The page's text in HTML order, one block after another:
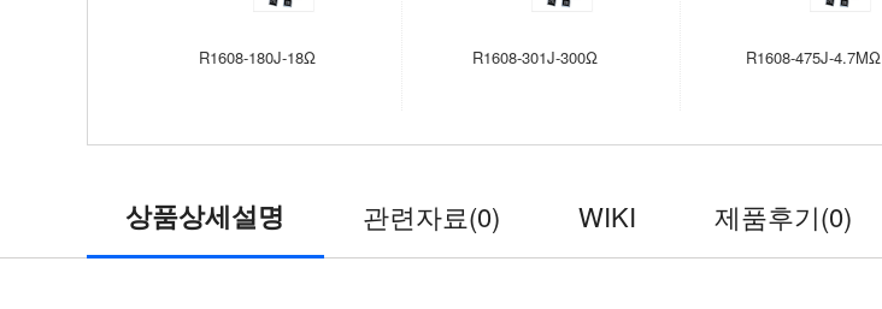
/
R1608-180J-18Ω R1608-301J-300Ω R1608-475J-4.7MΩ
상품상세설명 관련자료(0) WIKI 제품후기(0)